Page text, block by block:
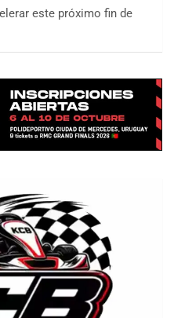
este próximo fin de